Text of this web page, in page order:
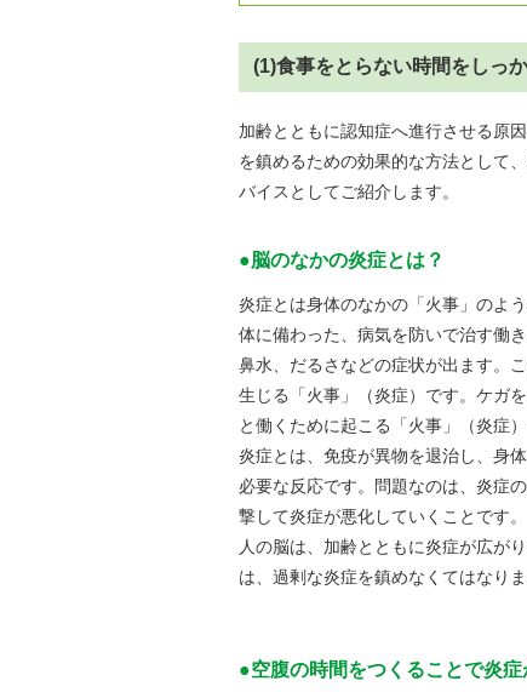
(1)食事をとらない時間をしっ
加齢とともに認知症へ進行させる原
を鎮めるための効果的な方法として
バイスとしてご紹介します。
●脳のなかの炎症とは？
炎症とは身体のなかの「火事」のよ
体に備わった、病気を防いで治す働
鼻水、だるさなどの症状が出ます。
生じる「火事」（炎症）です。ケガ
と働くために起こる「火事」（炎症）
炎症とは、免疫が異物を退治し、身
必要な反応です。問題なのは、炎症
撃して炎症が悪化していくことです。
人の脳は、加齢とともに炎症が広が
は、過剰な炎症を鎮めなくてはなりま
●空腹の時間をつくることで炎